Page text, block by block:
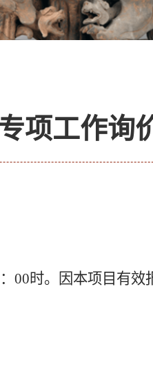
项工作询
： 00时。因本项目有效